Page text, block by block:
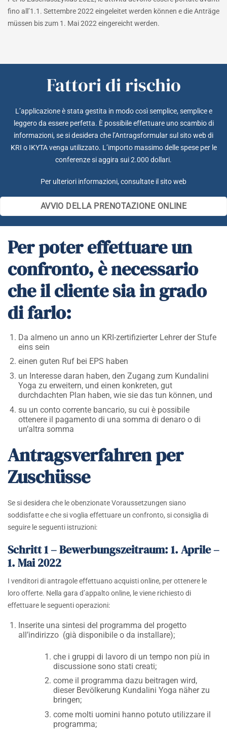
fino all’1.1. Settembre 2022 eingeleitet werden können e die Anträge
müssen bis zum 1. Mai 2022 eingereicht werden.
Fattori di rischio
L’applicazione è stata gestita in modo così semplice, semplice e
leggero da essere perfetta. È possibile effettuare uno scambio di
informazioni, se si desidera che l’Antragsformular sul sito web di
KRI o IKYTA venga utilizzato. L’importo massimo delle spese per le
conferenze si aggira sui 2.000 dollari.
Per ulteriori informazioni, consultate il sito web
AVVIO DELLA PRENOTAZIONE ONLINE
Per poter effettuare un
confronto, è necessario
che il cliente sia in grado
di farlo:
Da almeno un anno un KRI-zertifizierter Lehrer der Stufe
eins sein
einen guten Ruf bei EPS haben
un Interesse daran haben, den Zugang zum Kundalini
Yoga zu erweitern, und einen konkreten, gut
durchdachten Plan haben, wie sie das tun können, und
su un conto corrente bancario, su cui è possibile
ottenere il pagamento di una somma di denaro o di
un’altra somma
Antragsverfahren per
Zuschüsse
Se si desidera che le obenzionate Voraussetzungen siano
soddisfatte e che si voglia effettuare un confronto, si consiglia di
seguire le seguenti istruzioni:
Schritt 1 – Bewerbungszeitraum: 1. Aprile –
1. Mai 2022
I venditori di antragole effettuano acquisti online, per ottenere le
loro offerte. Nella gara d’appalto online, le viene richiesto di
effettuare le seguenti operazioni:
Inserite una sintesi del programma del progetto
all’indirizzo (già disponibile o da installare);
che i gruppi di lavoro di un tempo non più in
discussione sono stati creati;
come il programma dazu beitragen wird,
dieser Bevölkerung Kundalini Yoga näher zu
bringen;
come molti uomini hanno potuto utilizzare il
programma;